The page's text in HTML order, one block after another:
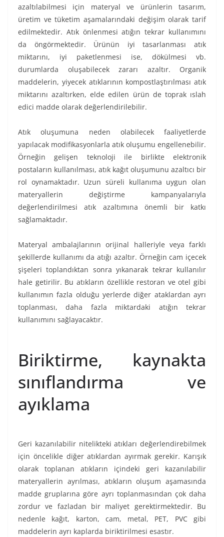
azaltılabilmesi için materyal ve ürünlerin tasarım,
üretim ve tüketim aşamalarındaki değişim olarak tarif
edilmektedir. Atık önlenmesi atığın tekrar kullanımını
da öngörmektedir. Ürünün iyi tasarlanması atık
miktarını, iyi paketlenmesi ise, dökülmesi vb.
durumlarda oluşabilecek zararı azaltır. Organik
maddelerin, yiyecek atıklarının kompostlaştırılması atık
miktarını azaltırken, elde edilen ürün de toprak ıslah
edici madde olarak değerlendirilebilir.
Atık oluşumuna neden olabilecek faaliyetlerde
yapılacak modifikasyonlarla atık oluşumu engellenebilir.
Örneğin gelişen teknoloji ile birlikte elektronik
postaların kullanılması, atık kağıt oluşumunu azaltıcı bir
rol oynamaktadır. Uzun süreli kullanıma uygun olan
materyallerin değiştirme kampanyalarıyla
değerlendirilmesi atık azaltımına önemli bir katkı
sağlamaktadır.
Materyal ambalajlarının orijinal halleriyle veya farklı
şekillerde kullanımı da atığı azaltır. Örneğin cam içecek
şişeleri toplandıktan sonra yıkanarak tekrar kullanılır
hale getirilir. Bu atıkların özellikle restoran ve otel gibi
kullanımın fazla olduğu yerlerde diğer ataklardan ayrı
toplanması, daha fazla miktardaki atığın tekrar
kullanımını sağlayacaktır.
Biriktirme, kaynakta
sınıflandırma ve
ayıklama
Geri kazanılabilir nitelikteki atıkları değerlendirebilmek
için öncelikle diğer atıklardan ayırmak gerekir. Karışık
olarak toplanan atıkların içindeki geri kazanılabilir
materyallerin ayrılması, atıkların oluşum aşamasında
madde gruplarına göre ayrı toplanmasından çok daha
zordur ve fazladan bir maliyet gerektirmektedir. Bu
nedenle kağıt, karton, cam, metal, PET, PVC gibi
maddelerin ayrı kaplarda biriktirilmesi esastır.